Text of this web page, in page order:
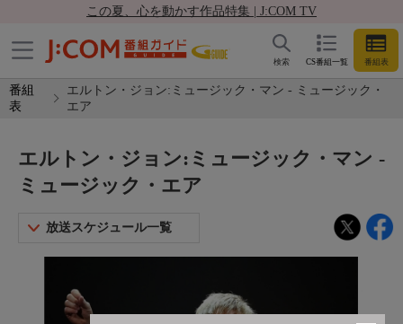
この夏、心を動かす作品特集 | J:COM TV
CS番組一覧 番組表
検索
番組
表
エルトン・ジョン:ミュージック・マン - ミュージック・
エア
エルトン・ジョン:ミュージック・マン -
ミュージック・エア
放送スケジュール一覧